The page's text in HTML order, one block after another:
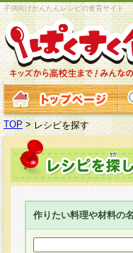
子供向けかんたんレシピの食育サイト
TOP > レシピを探す
作りたい料理や材料の